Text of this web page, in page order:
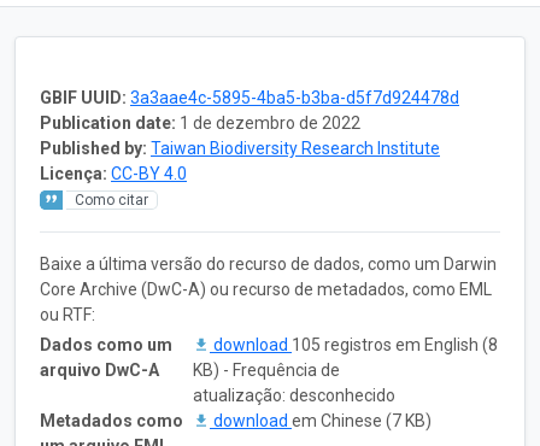
GBIF UUID: 3a3aae4c-5895-4ba5-b3ba-d5f7d924478d
Publication date: 1 de dezembro de 2022
Published by: Taiwan Biodiversity Research Institute
Licença: CC-BY 4.0
Como citar
Baixe a última versão do recurso de dados, como um Darwin
Core Archive (DwC-A) ou recurso de metadados, como EML
ou RTF:
Dados como um
arquivo DwC-A
download 105 registros em English (8
KB) - Frequência de
atualização: desconhecido
Metadados como
download em Chinese (7 KB)